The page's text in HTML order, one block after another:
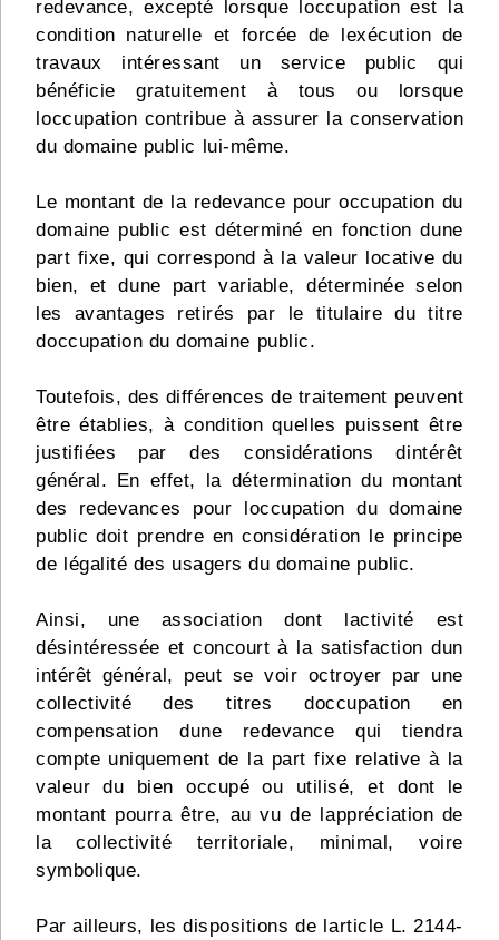
redevance, excepté lorsque loccupation est la
condition naturelle et forcée de lexécution de
travaux intéressant un service public qui
bénéficie gratuitement à tous ou lorsque
loccupation contribue à assurer la conservation
du domaine public lui-même.
Le montant de la redevance pour occupation du
domaine public est déterminé en fonction dune
part fixe, qui correspond à la valeur locative du
bien, et dune part variable, déterminée selon
les avantages retirés par le titulaire du titre
doccupation du domaine public.
Toutefois, des différences de traitement peuvent
être établies, à condition quelles puissent être
justifiées par des considérations dintérêt
général. En effet, la détermination du montant
des redevances pour loccupation du domaine
public doit prendre en considération le principe
de légalité des usagers du domaine public.
Ainsi, une association dont lactivité est
désintéressée et concourt à la satisfaction dun
intérêt général, peut se voir octroyer par une
collectivité des titres doccupation en
compensation dune redevance qui tiendra
compte uniquement de la part fixe relative à la
valeur du bien occupé ou utilisé, et dont le
montant pourra être, au vu de lappréciation de
la collectivité territoriale, minimal, voire
symbolique.
Par ailleurs, les dispositions de larticle L. 2144-